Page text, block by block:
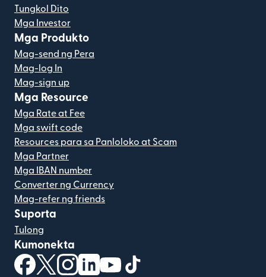
Tungkol Dito
Mga Investor
Mga Produkto
Mag-send ng Pera
Mag-log In
Mag-sign up
Mga Resource
Mga Rate at Fee
Mga swift code
Resources para sa Panloloko at Scam
Mga Partner
Mga IBAN number
Converter ng Currency
Mag-refer ng friends
Suporta
Tulong
Kumonekta
(bubukas sa bagong window)
(bubukas sa bagong window)
(bubukas sa bagong window)
(bubukas sa bagong window)
(bubukas sa bagong window)